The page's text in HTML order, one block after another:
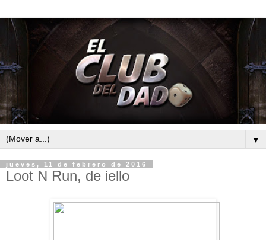
▼
jueves, 11 de febrero de 2016
Loot N Run, de iello